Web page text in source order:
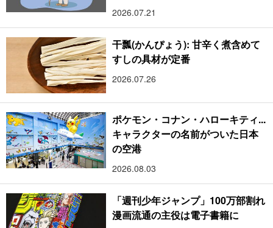
2026.07.21
干瓢(かんぴょう): 甘辛く煮含めて
すしの具材が定番
2026.07.26
ポケモン・コナン・ハローキティ...
キャラクターの名前がついた日本
の空港
2026.08.03
「週刊少年ジャンプ」100万部割れ
漫画流通の主役は電子書籍に